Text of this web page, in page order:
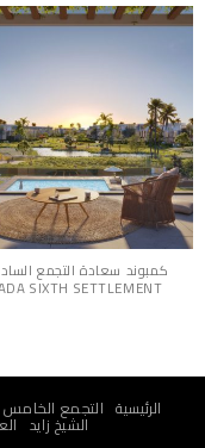
كمبوند سعادة التجمع
SIXTH SETTLEMENT
الرئيسية التجمع الخامس
الشيخ زايد